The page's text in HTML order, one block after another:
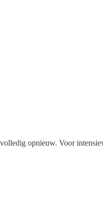
opnieuw. Voor